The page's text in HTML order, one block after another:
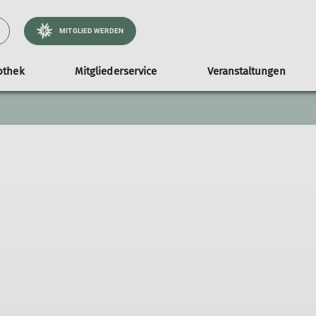
MITGLIED WERDEN
Mitgliederservice
Materialverleih Bergsport-
Veranstaltungen
Ausrüstungsliste Touren-AGB
GauenhütteAbteilungen
unterwegs Kampagne